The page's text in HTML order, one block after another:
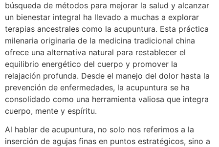
búsqueda de métodos para mejorar la salud y alcanzar
un bienestar integral ha llevado a muchas a explorar
terapias ancestrales como la acupuntura. Esta práctica
milenaria originaria de la medicina tradicional china
ofrece una alternativa natural para restablecer el
equilibrio energético del cuerpo y promover la
relajación profunda. Desde el manejo del dolor hasta la
prevención de enfermedades, la acupuntura se ha
consolidado como una herramienta valiosa que integra
cuerpo, mente y espíritu.
Al hablar de acupuntura, no solo nos referimos a la
inserción de agujas finas en puntos estratégicos, sino a